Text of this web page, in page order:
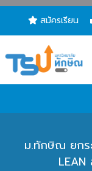
สมัครเรียน
ม.ทักษิณ ยกร